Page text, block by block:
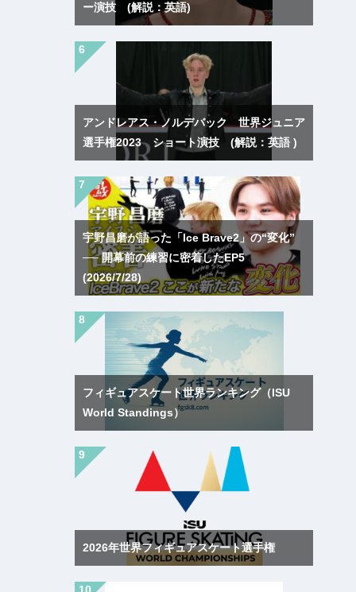
ー演技 (解説：英語)
アンドレアス・ノルデバック 世界ジュニア
選手権2023 ショート演技 (解説：英語 )
宇野昌磨が語った「Ice Brave2」の“変化”
── 開幕前の練習に密着したEP5
(2026/7/28)
フィギュアスケート世界ランキング（ISU
World Standings）
2026年世界フィギュアスケート選手権